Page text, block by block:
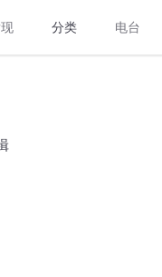
分类 电台